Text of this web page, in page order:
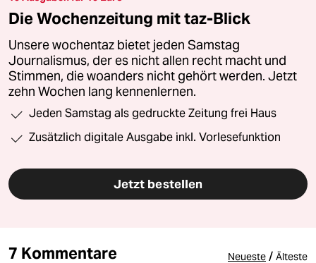
Die Wochenzeitung mit taz-Blick
Unsere wochentaz bietet jeden Samstag
Journalismus, der es nicht allen recht macht und
Stimmen, die woanders nicht gehört werden. Jetzt
zehn Wochen lang kennenlernen.
Jeden Samstag als gedruckte Zeitung frei Haus
Zusätzlich digitale Ausgabe inkl. Vorlesefunktion
Jetzt bestellen
7 Kommentare Neueste / Älteste